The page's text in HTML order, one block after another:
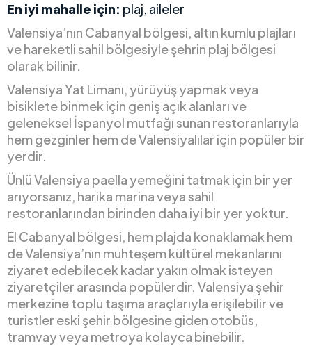
En iyi mahalle için: plaj, aileler
Valensiya’nın Cabanyal bölgesi, altın kumlu plajları
ve hareketli sahil bölgesiyle şehrin plaj bölgesi
olarak bilinir.
Valensiya Yat Limanı, yürüyüş yapmak veya
bisiklete binmek için geniş açık alanları ve
geleneksel İspanyol mutfağı sunan restoranlarıyla
hem gezginler hem de Valensiyalılar için popüler bir
yerdir.
Ünlü Valensiya paella yemeğini tatmak için bir yer
arıyorsanız, harika marina veya sahil
restoranlarından birinden daha iyi bir yer yoktur.
El Cabanyal bölgesi, hem plajda konaklamak hem
de Valensiya’nın muhteşem kültürel mekanlarını
ziyaret edebilecek kadar yakın olmak isteyen
ziyaretçiler arasında popülerdir. Valensiya şehir
merkezine toplu taşıma araçlarıyla erişilebilir ve
turistler eski şehir bölgesine giden otobüs,
tramvay veya metroya kolayca binebilir.